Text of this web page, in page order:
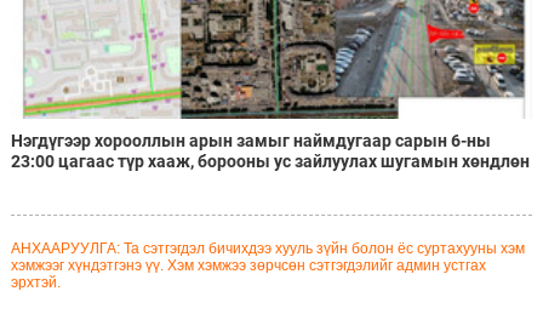
Нэгдүгээр хорооллын арын замыг наймдугаар сарын 6-ны
23:00 цагаас түр хааж, борооны ус зайлуулах шугамын хөндлөн
АНХААРУУЛГА: Та сэтгэгдэл бичихдээ хууль зүйн болон ёс суртахууны хэм
хэмжээг хүндэтгэнэ үү. Хэм хэмжээ зөрчсөн сэтгэгдэлийг админ устгах
эрхтэй.